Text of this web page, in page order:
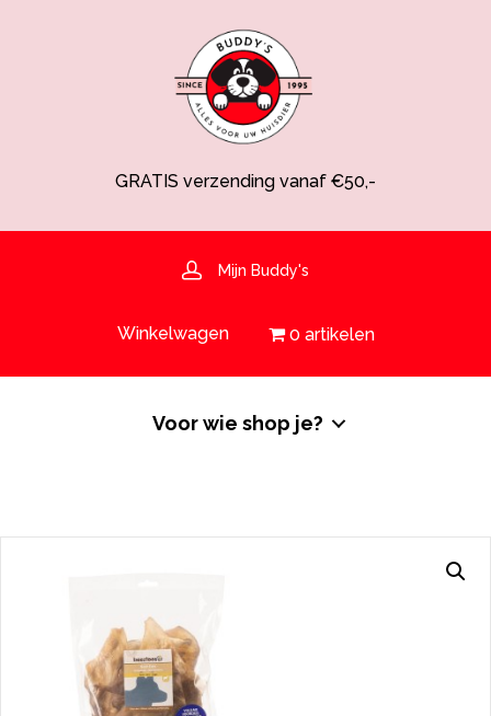
GRATIS verzending vanaf €50,-
Spaarsysteem voor korting!
GRATIS bezorging in de regio
Mijn Buddy's
Winkelwagen 0 artikelen
Voor wie shop je?